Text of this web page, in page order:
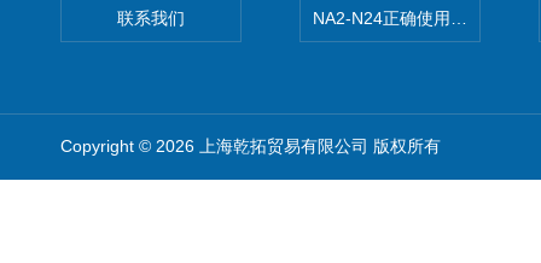
联系我们 NA2-N24正确使用松下安全光
Copyright © 2026 上海乾拓贸易有限公司 版权所有